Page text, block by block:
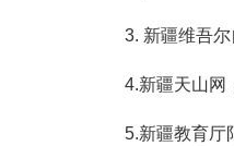
3. 新疆维吾
4.新疆天山网
5.新疆教育厅